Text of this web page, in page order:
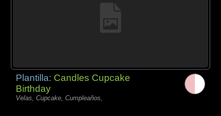
Plantilla: Candles Cupcake
Birthday
Velas, Cupcake, Cumpleaños,